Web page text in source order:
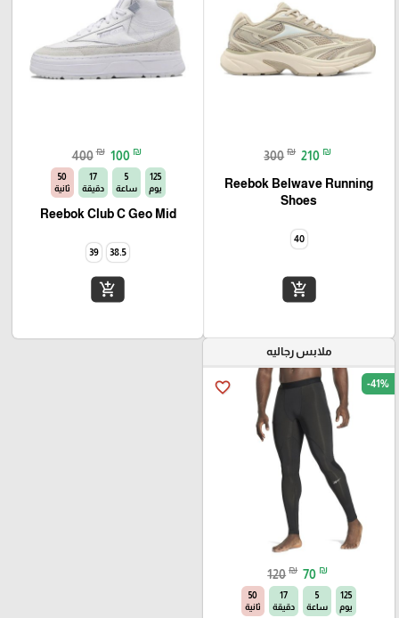
300 ₪ 210 ₪
Reebok Belwave Running
Shoes‏
40
add_shopping_cart
400 ₪ 100 ₪
125
يوم
5
ساعة
17
دقيقة
49
ثانية
Reebok Club C Geo Mid
38.5
39
add_shopping_cart
ملابس رجاليه
favorite_border -41%
120 ₪ 70 ₪
125
يوم
5
ساعة
17
دقيقة
49
ثانية